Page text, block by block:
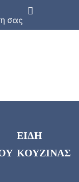
σας
ΕΙΔΗ
ΚΟΥΖΙΝΑΣ